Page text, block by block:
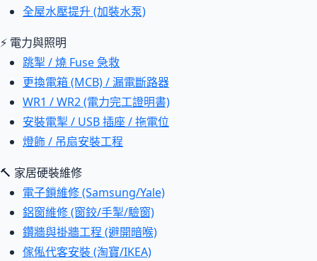
全屋水壓提升 (加裝水泵)
⚡ 電力與照明
跳掣 / 燒 Fuse 急救
更換電箱 (MCB) / 漏電斷路器
WR1 / WR2 (電力完工證明書)
安裝電掣 / USB 插座 / 拖電位
燈飾 / 吊扇安裝工程
🔨 家居硬裝維修
電子鎖維修 (Samsung/Yale)
鋁窗維修 (窗鉸/手掣/驗窗)
鑽牆與掛牆工程 (避開暗喉)
傢俬代客安裝 (淘寶/IKEA)